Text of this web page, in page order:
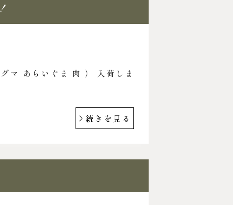
マ あらいぐま 肉 ） 入荷しま
続きを見る